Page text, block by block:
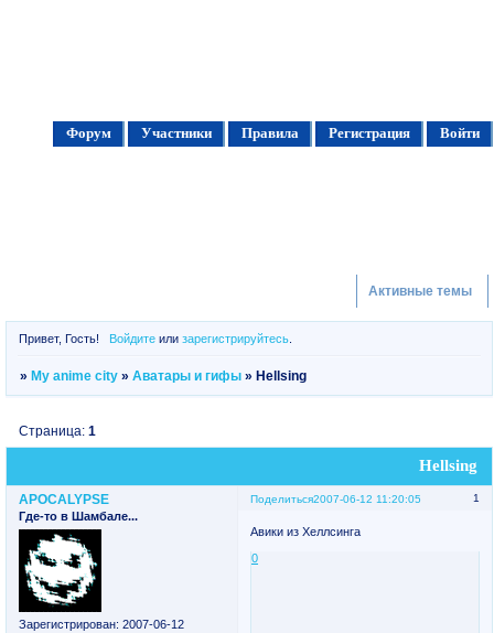
Форум Участники Правила Регистрация Войти
Активные темы
Привет, Гость! Войдитеили зарегистрируйтесь.
»My anime city »Аватары и гифы »Hellsing
Hellsing
Страница:1
Поделиться 1
2007-06-12 11:20:05
APOCALYPSE
Где-то в Шамбале...
Зарегистрирован: 2007-06-12
Авики из Хеллсинга
0